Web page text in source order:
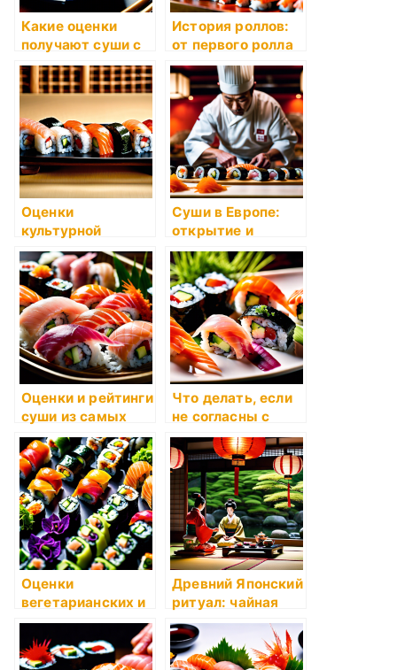
Какие оценки
получают суши с
натуральными
ингредиентами?
История роллов:
от первого ролла
до мировой
популярности
Оценки
культурной
значимости суши
в Японии и за
рубежом
Суши в Европе:
открытие и
популяризация
Оценки и рейтинги
суши из самых
редких видов
рыбы
Что делать, если
не согласны с
оценкой качества
суши?
Оценки
вегетарианских и
веганских суши-
роллов
Древний Японский
ритуал: чайная
церемония